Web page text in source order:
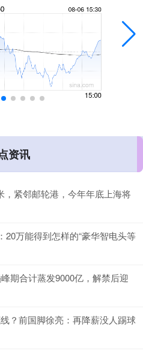
资讯
，紧邻邮轮港，今年年底上海将
20万能得到怎样的“豪华智电头等
期合计蒸发9000亿，解禁后迎
？前国脚徐亮：再降薪没人踢球